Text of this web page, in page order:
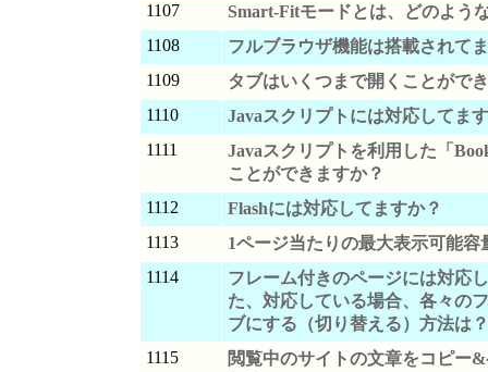
1107
Smart-Fitモードとは、どのよう
1108
フルブラウザ機能は搭載されて
1109
タブはいくつまで開くことがで
1110
Javaスクリプトには対応してま
1111
Javaスクリプトを利用した「
ことができますか？
1112
Flashには対応してますか？
1113
1ページ当たりの最大表示可能容
1114
フレーム付きのページには対応
た、対応している場合、各々の
ブにする（切り替える）方法は？
1115
閲覧中のサイトの文章をコピー